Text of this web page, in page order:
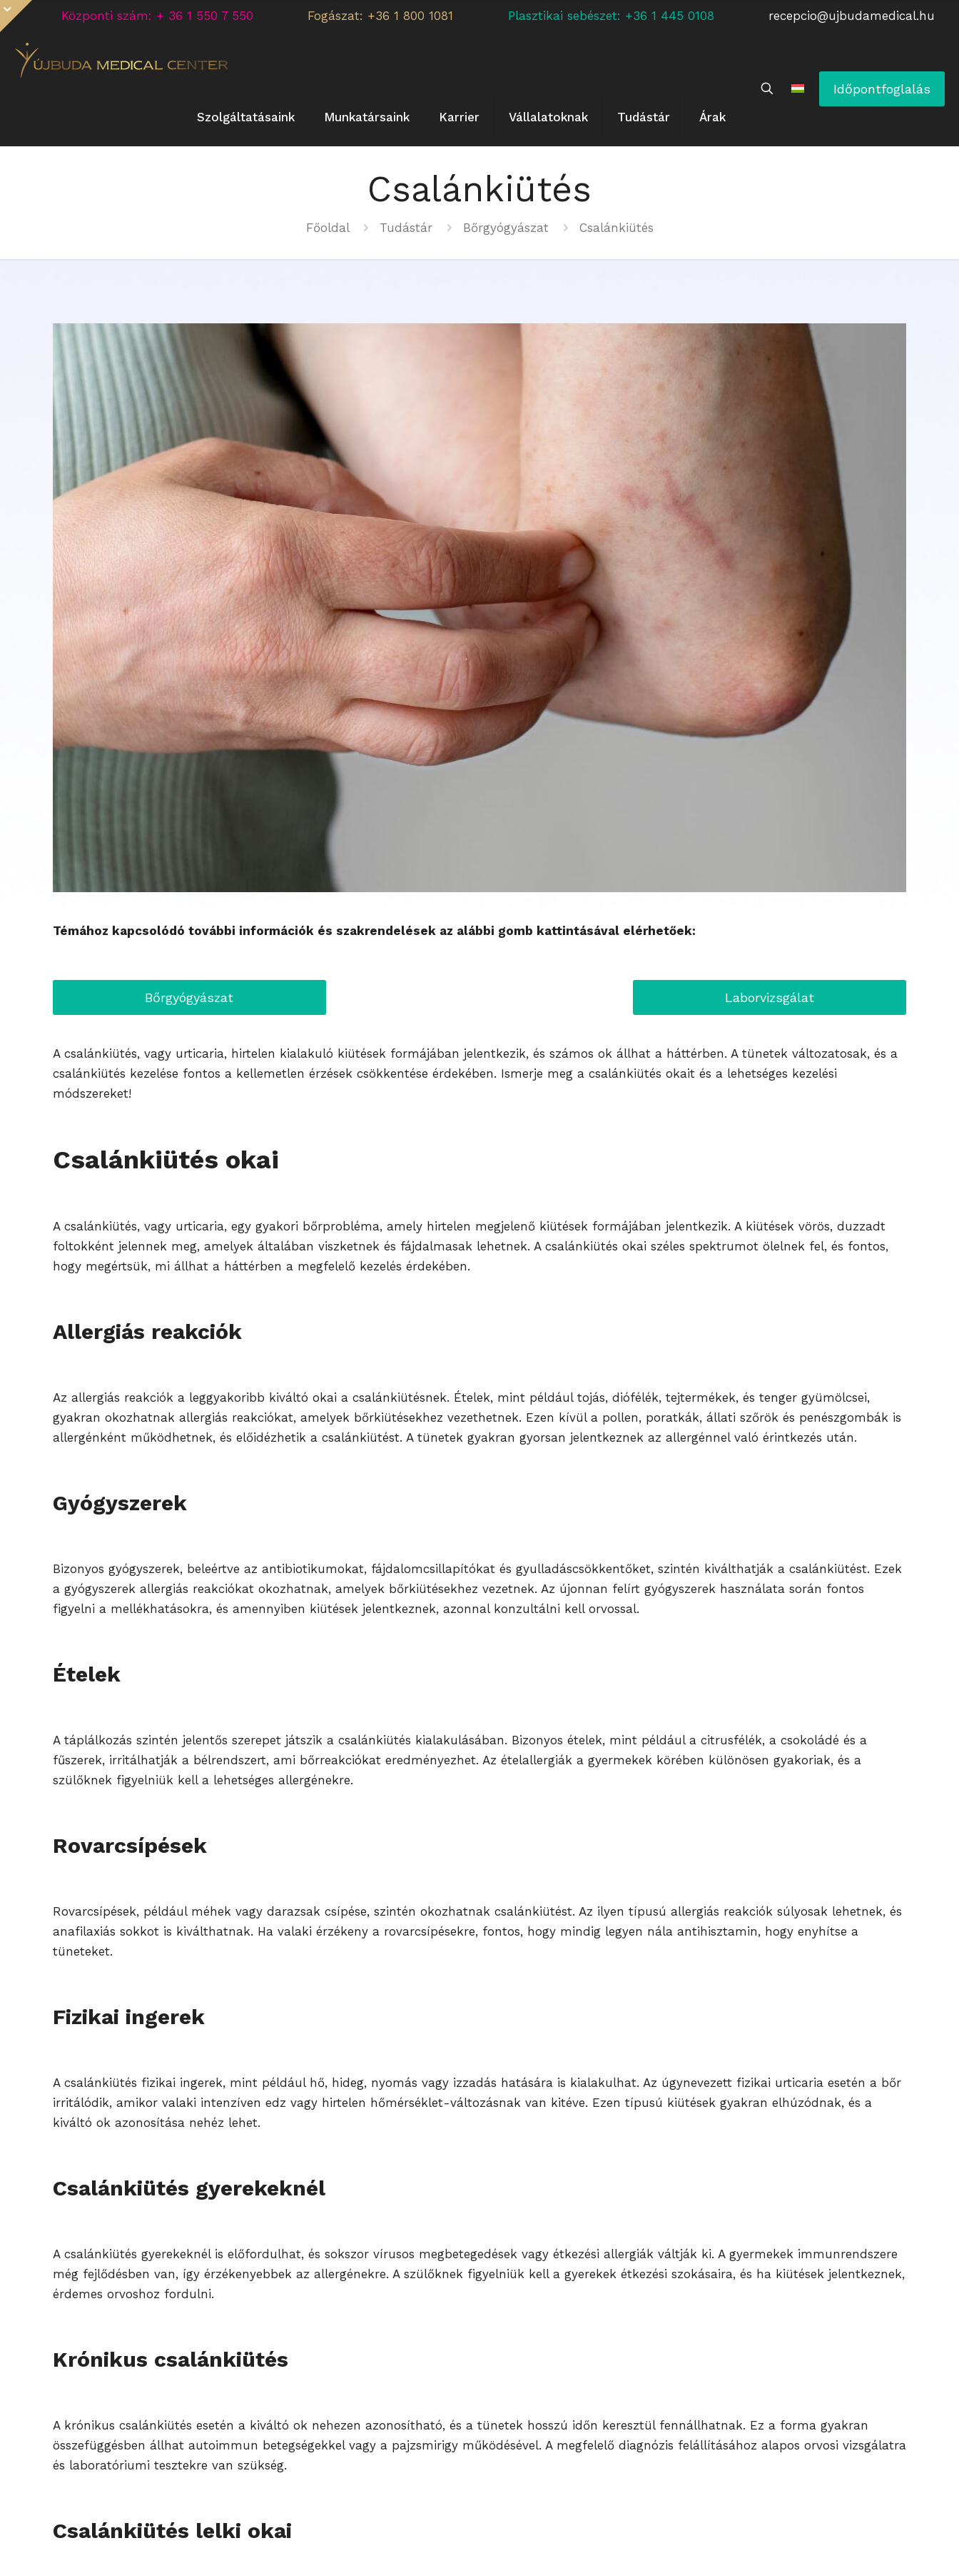
Központi szám: + 36 1 550 7 550 Fogászat: +36 1 800 1081 Plasztikai sebészet: +36 1 445 0108 recepcio@ujbudamedical.hu
Szolgáltatásaink Munkatársaink Karrier Vállalatoknak Tudástár Árak
Időpontfoglalás
Csalánkiütés
Főoldal Tudástár Bőrgyógyászat Csalánkiütés
Témához kapcsolódó további információk és szakrendelések az alábbi gomb kattintásával elérhetőek:
Bőrgyógyászat Laborvizsgálat
A csalánkiütés, vagy urticaria, hirtelen kialakuló kiütések formájában jelentkezik, és számos ok állhat a háttérben. A tünetek változatosak, és a
csalánkiütés kezelése fontos a kellemetlen érzések csökkentése érdekében. Ismerje meg a csalánkiütés okait és a lehetséges kezelési
módszereket!
Csalánkiütés okai
A csalánkiütés, vagy urticaria, egy gyakori bőrprobléma, amely hirtelen megjelenő kiütések formájában jelentkezik. A kiütések vörös, duzzadt
foltokként jelennek meg, amelyek általában viszketnek és fájdalmasak lehetnek. A csalánkiütés okai széles spektrumot ölelnek fel, és fontos,
hogy megértsük, mi állhat a háttérben a megfelelő kezelés érdekében.
Allergiás reakciók
Az allergiás reakciók a leggyakoribb kiváltó okai a csalánkiütésnek. Ételek, mint például tojás, diófélék, tejtermékek, és tenger gyümölcsei,
gyakran okozhatnak allergiás reakciókat, amelyek bőrkiütésekhez vezethetnek. Ezen kívül a pollen, poratkák, állati szőrök és penészgombák is
allergénként működhetnek, és előidézhetik a csalánkiütést. A tünetek gyakran gyorsan jelentkeznek az allergénnel való érintkezés után.
Gyógyszerek
Bizonyos gyógyszerek, beleértve az antibiotikumokat, fájdalomcsillapítókat és gyulladáscsökkentőket, szintén kiválthatják a csalánkiütést. Ezek
a gyógyszerek allergiás reakciókat okozhatnak, amelyek bőrkiütésekhez vezetnek. Az újonnan felírt gyógyszerek használata során fontos
figyelni a mellékhatásokra, és amennyiben kiütések jelentkeznek, azonnal konzultálni kell orvossal.
Ételek
A táplálkozás szintén jelentős szerepet játszik a csalánkiütés kialakulásában. Bizonyos ételek, mint például a citrusfélék, a csokoládé és a
fűszerek, irritálhatják a bélrendszert, ami bőrreakciókat eredményezhet. Az ételallergiák a gyermekek körében különösen gyakoriak, és a
szülőknek figyelniük kell a lehetséges allergénekre.
Rovarcsípések
Rovarcsípések, például méhek vagy darazsak csípése, szintén okozhatnak csalánkiütést. Az ilyen típusú allergiás reakciók súlyosak lehetnek, és
anafilaxiás sokkot is kiválthatnak. Ha valaki érzékeny a rovarcsípésekre, fontos, hogy mindig legyen nála antihisztamin, hogy enyhítse a
tüneteket.
Fizikai ingerek
A csalánkiütés fizikai ingerek, mint például hő, hideg, nyomás vagy izzadás hatására is kialakulhat. Az úgynevezett fizikai urticaria esetén a bőr
irritálódik, amikor valaki intenzíven edz vagy hirtelen hőmérséklet-változásnak van kitéve. Ezen típusú kiütések gyakran elhúzódnak, és a
kiváltó ok azonosítása nehéz lehet.
Csalánkiütés gyerekeknél
A csalánkiütés gyerekeknél is előfordulhat, és sokszor vírusos megbetegedések vagy étkezési allergiák váltják ki. A gyermekek immunrendszere
még fejlődésben van, így érzékenyebbek az allergénekre. A szülőknek figyelniük kell a gyerekek étkezési szokásaira, és ha kiütések jelentkeznek,
érdemes orvoshoz fordulni.
Krónikus csalánkiütés
A krónikus csalánkiütés esetén a kiváltó ok nehezen azonosítható, és a tünetek hosszú időn keresztül fennállhatnak. Ez a forma gyakran
összefüggésben állhat autoimmun betegségekkel vagy a pajzsmirigy működésével. A megfelelő diagnózis felállításához alapos orvosi vizsgálatra
és laboratóriumi tesztekre van szükség.
Csalánkiütés lelki okai